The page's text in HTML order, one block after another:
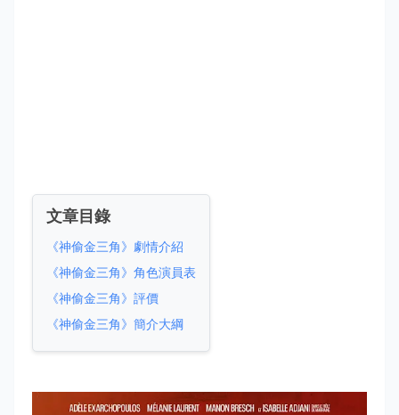
文章目錄
《神偷金三角》劇情介紹
《神偷金三角》角色演員表
《神偷金三角》評價
《神偷金三角》簡介大綱